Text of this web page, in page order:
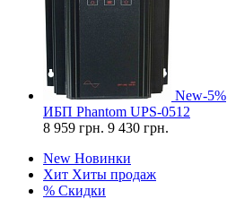
New-5%
ИБП Phantom UPS-0512
8 959 грн. 9 430 грн.
New Новинки
Хит Хиты продаж
% Скидки